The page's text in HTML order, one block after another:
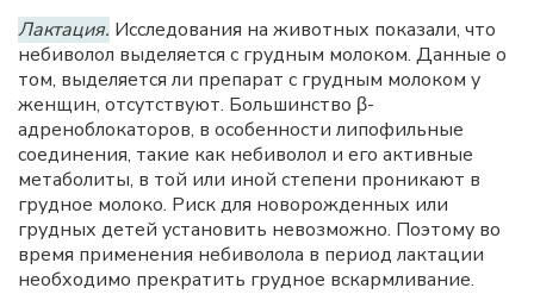
Лактация. Исследования на животных показали, что
небиволол выделяется с грудным молоком. Данные о
том, выделяется ли препарат с грудным молоком у
женщин, отсутствуют. Большинство β-
адреноблокаторов, в особенности липофильные
соединения, такие как небиволол и его активные
метаболиты, в той или иной степени проникают в
грудное молоко. Риск для новорожденных или
грудных детей установить невозможно. Поэтому во
время применения небиволола в период лактации
необходимо прекратить грудное вскармливание.